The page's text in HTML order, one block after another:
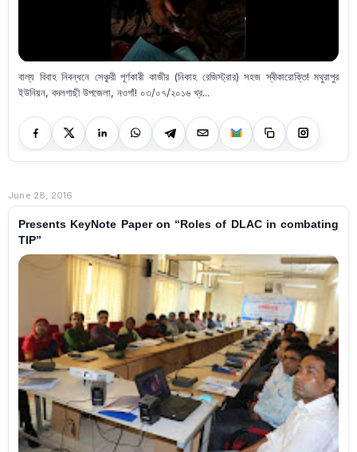
বাল্য বিবাহ নিবন্ধনে সেঞ্চুরী পূর্ণকারী কাজীর (নিকাহ রেজিস্ট্রার) সহজ স্বীকারোক্তি! মথুরাপুর
ইউনিয়ন, বদলগাছী উপজেলা, নওগাঁ! ০৩/০৭/২০১৬ খ্র...
June 28, 2016
Presents KeyNote Paper on “Roles of DLAC in combating
TIP”